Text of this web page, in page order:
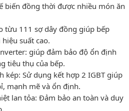
biến đồng thời được nhiều món ăn
từu 111 sợ dây đồng giúp bếp
suất cao.
giúp đảm bảo độ ổn định
tiêu thụ của bếp.
kép: Sử dụng kết hợp 2 IGBT giúp
mạnh mẽ và ổn định.
lan tỏa: Đảm bảo an toàn và duy